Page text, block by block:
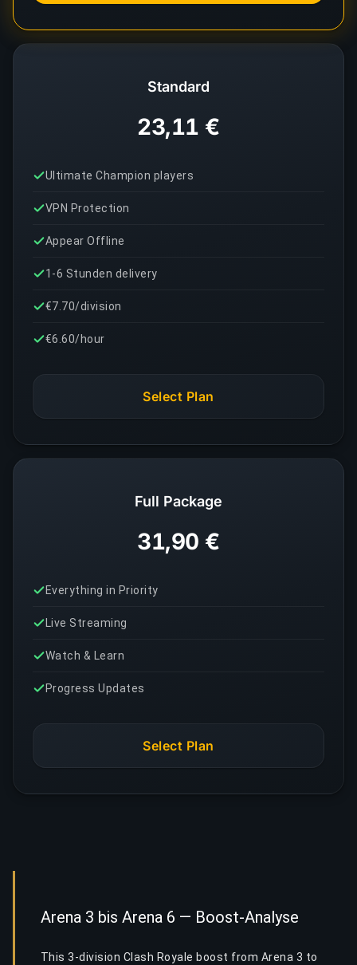
Standard
23,11 €
Ultimate Champion players
VPN Protection
Appear Offline
1-6 Stunden delivery
€7.70/division
€6.60/hour
Select Plan
Full Package
31,90 €
Everything in Priority
Live Streaming
Watch & Learn
Progress Updates
Select Plan
Arena 3 bis Arena 6 — Boost-Analyse
This 3-division Clash Royale boost from Arena 3 to